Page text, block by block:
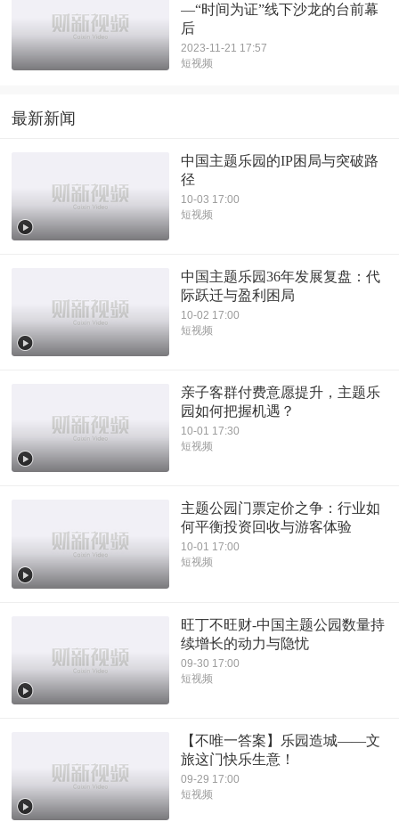
—“时间为证”线下沙龙的台前幕
后
2023-11-21 17:57
短视频
最新新闻
中国主题乐园的IP困局与突破路
径
10-03 17:00
短视频
中国主题乐园36年发展复盘：代
际跃迁与盈利困局
10-02 17:00
短视频
亲子客群付费意愿提升，主题乐
园如何把握机遇？
10-01 17:30
短视频
主题公园门票定价之争：行业如
何平衡投资回收与游客体验
10-01 17:00
短视频
旺丁不旺财-中国主题公园数量持
续增长的动力与隐忧
09-30 17:00
短视频
【不唯一答案】乐园造城——文
旅这门快乐生意！
09-29 17:00
短视频